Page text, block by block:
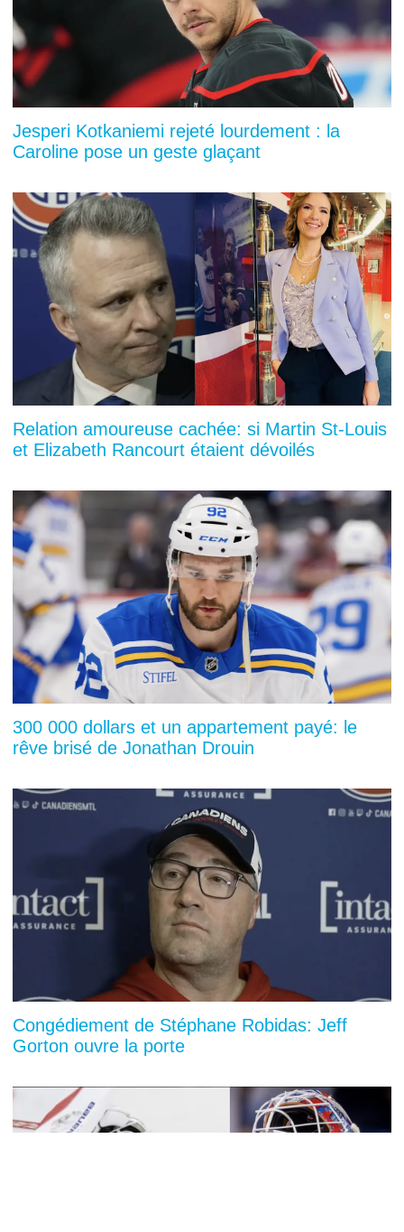
Jesperi Kotkaniemi rejeté lourdement : la
Caroline pose un geste glaçant
Relation amoureuse cachée: si Martin St-Louis
et Elizabeth Rancourt étaient dévoilés
300 000 dollars et un appartement payé: le
rêve brisé de Jonathan Drouin
Congédiement de Stéphane Robidas: Jeff
Gorton ouvre la porte